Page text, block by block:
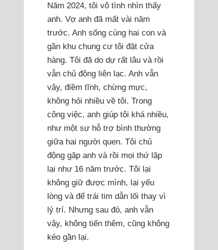
Năm 2024, tôi vô tình nhìn thấy
anh. Vợ anh đã mất vài năm
trước. Anh sống cùng hai con và
gần khu chung cư tôi đặt cửa
hàng. Tôi đã do dự rất lâu và rồi
vẫn chủ động liên lạc. Anh vẫn
vậy, điềm tĩnh, chừng mực,
không hỏi nhiều về tôi. Trong
công việc, anh giúp tôi khá nhiều,
như một sự hỗ trợ bình thường
giữa hai người quen. Tôi chủ
động gặp anh và rồi mọi thứ lặp
lại như 16 năm trước. Tôi lại
không giữ được mình, lại yếu
lòng và để trái tim dẫn lối thay vì
lý trí. Nhưng sau đó, anh vẫn
vậy, không tiến thêm, cũng không
kéo gần lại.